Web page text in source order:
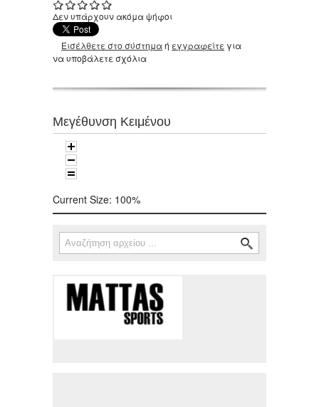
Δεν υπάρχουν ακόμα ψήφοι
Εισέλθετε στο σύστημαή εγγραφείτε για
να υποβάλετε σχόλια
Μεγέθυνση Κειμένου
Current Size: 100%
Φόρμα αναζήτησης
Αναζήτηση